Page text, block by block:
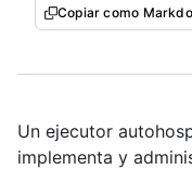
Copiar como
Un ejecutor
implementa y